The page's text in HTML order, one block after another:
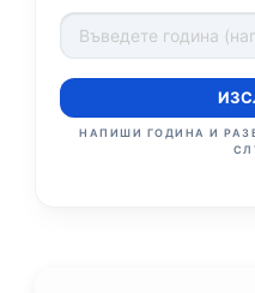
НАПИШИ ГОДИНА И